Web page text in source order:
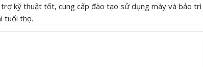
trợ kỹ thuật tốt, cung cấp đào tạo sử dụng máy và bảo trì
tuổi thọ.